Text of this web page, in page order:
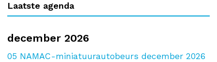
Laatste agenda
december 2026
05 NAMAC-miniatuurautobeurs december 2026